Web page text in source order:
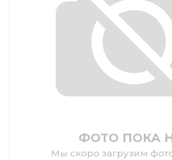
ФОТО ПОКА
Мы скоро загрузим